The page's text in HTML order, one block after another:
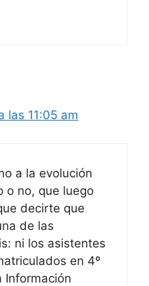
las 11:05 am
a la evolución
o no, que luego
decirte que
de las
ni los asistentes
en 4º
Información